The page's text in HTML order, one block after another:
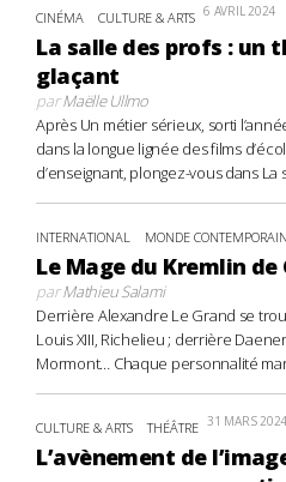
CINÉMA CULTURE & ARTS 6 AVRIL 2024
La salle des profs : un
glaçant
parMaëlle Ullmo
Après Un métier sérieux, sorti
dans la longue lignée des films
d’enseignant, plongez-vous dans La
INTERNATIONAL MONDE CONTEMPORAIN
Le Mage du Kremlin
parMathieu Salami
Derrière Alexandre Le Grand se
Louis XIII, Richelieu ; derrière
Mormont… Chaque personnalité
CULTURE & ARTS THÉÂTRE 31 MARS 2024
L’avènement de